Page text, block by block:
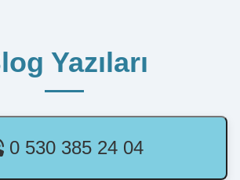
Yazıları
0 530 385 24 04